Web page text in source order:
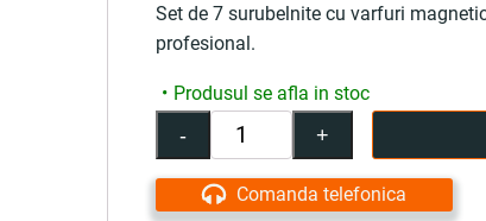
Set de 7 surubelnite cu varfuri
profesional.
Produsul se afla in stoc
-
Cantitate
Set
7
surubelnite
+
Comanda telefonica